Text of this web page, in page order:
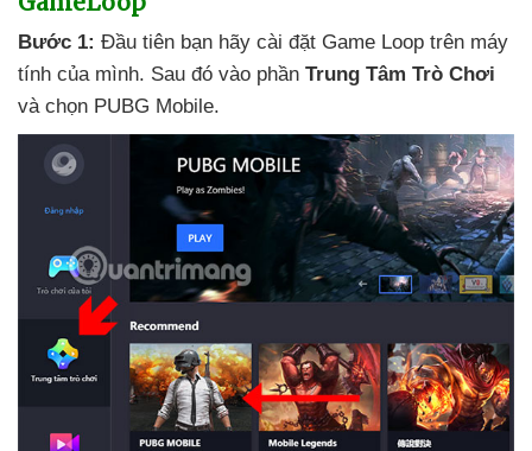
Bước 1: Đầu tiên bạn hãy cài đặt Game Loop trên máy
tính của mình. Sau đó vào phần Trung Tâm Trò Chơi
và chọn PUBG Mobile.